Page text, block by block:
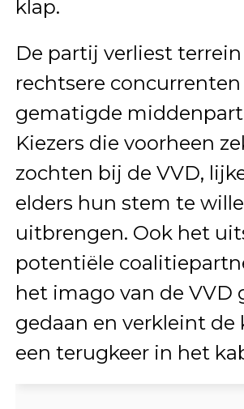
klap.
De partij verliest
rechtsere
gematigde
Kiezers die voorheen
zochten bij de VVD,
elders hun stem te
uitbrengen. Ook het
potentiële
het imago van de VVD
gedaan en verkleint de
een terugkeer in het